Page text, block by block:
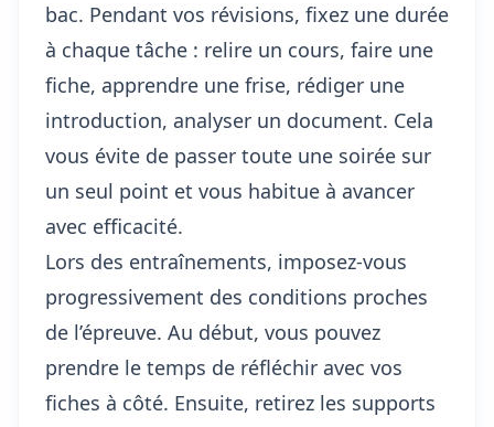
bac. Pendant vos révisions, fixez une durée
à chaque tâche : relire un cours, faire une
fiche, apprendre une frise, rédiger une
introduction, analyser un document. Cela
vous évite de passer toute une soirée sur
un seul point et vous habitue à avancer
avec efficacité.
Lors des entraînements, imposez-vous
progressivement des conditions proches
de l’épreuve. Au début, vous pouvez
prendre le temps de réfléchir avec vos
fiches à côté. Ensuite, retirez les supports